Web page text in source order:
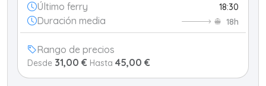
Último ferry 18:30
Duración media 18h
Rango de precios
Desde 31,00 € Hasta 45,00 €